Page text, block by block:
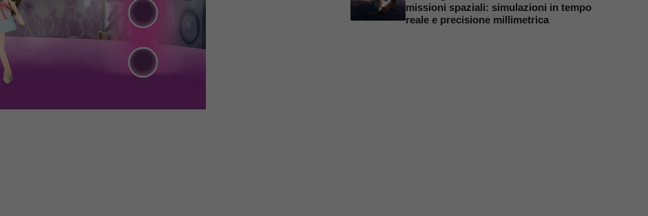
missioni spaziali: simulazioni in tempo
reale e precisione millimetrica